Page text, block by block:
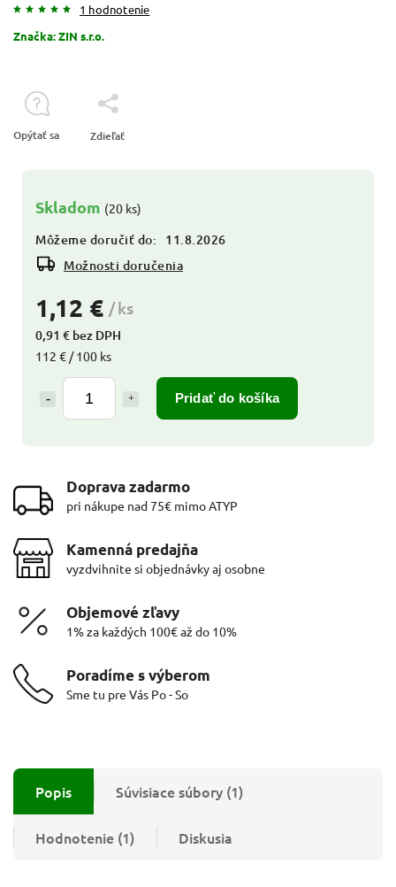
1 hodnotenie
Značka:ZIN s.r.o.
1,12 € / ks
0,91 € bez DPH
112 € / 100 ks
Pridať do košíka
Skladom (20 ks)
Môžeme doručiť do:
11.8.2026
Možnosti doručenia
Opýtať sa Zdieľať
Doprava zadarmo
pri nákupe nad 75€ mimo ATYP
Kamenná predajňa
vyzdvihnite si objednávky aj osobne
Objemové zľavy
1% za každých 100€ až do 10%
Poradíme s výberom
Sme tu pre Vás Po - So
Popis Súvisiace súbory (1)
Hodnotenie (1) Diskusia